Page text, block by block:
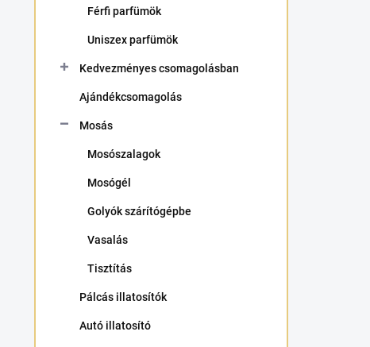
Férfi parfümök
Uniszex parfümök
Kedvezményes csomagolásban
Ajándékcsomagolás
Mosás
Mosószalagok
Mosógél
Golyók szárítógépbe
Vasalás
Tisztítás
Pálcás illatosítók
Autó illatosító